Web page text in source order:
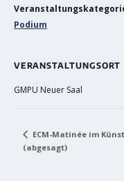
Podium
VERANSTALTUNGSORT
GMPU Neuer Saal
ECM-Matinée im
(abgesagt)